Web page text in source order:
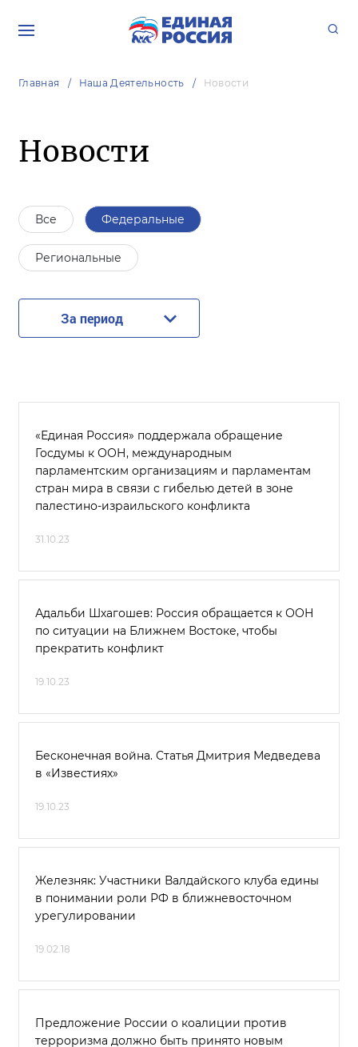
Главная Наша Деятельность Новости
Новости
Все Федеральные
Региональные
За период
«Единая Россия» поддержала обращение
Госдумы к ООН, международным
парламентским организациям и парламентам
стран мира в связи с гибелью детей в зоне
палестино-израильского конфликта
31.10.23
Адальби Шхагошев: Россия обращается к ООН
по ситуации на Ближнем Востоке, чтобы
прекратить конфликт
19.10.23
Бесконечная война. Статья Дмитрия Медведева
в «Известиях»
19.10.23
Железняк: Участники Валдайского клуба едины
в понимании роли РФ в ближневосточном
урегулировании
19.02.18
Предложение России о коалиции против
терроризма должно быть принято новым